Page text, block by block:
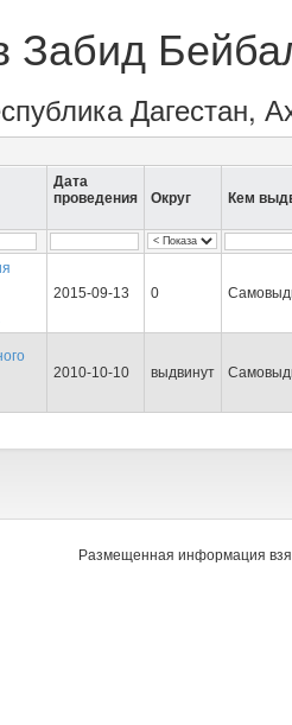
Забид
Дагестан,
Дата
проведения
Округ Кем
2015-09-13 0
2010-10-10 выдвинут
Размещенная информация